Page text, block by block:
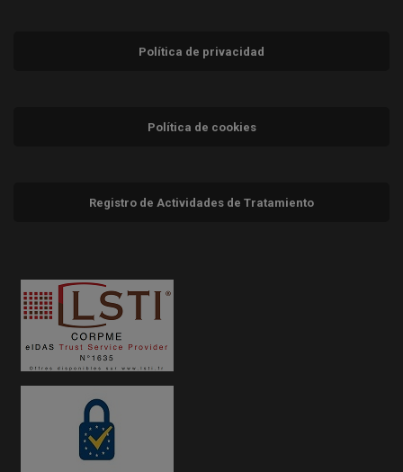
Política de privacidad
Política de cookies
Registro de Actividades de Tratamiento